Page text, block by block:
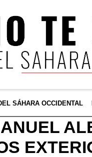
SÁHARA OCCIDENTAL